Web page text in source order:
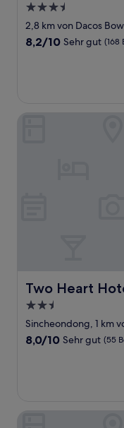
3.5-
Sterne-
Unterkunft
2,8 km von Dacos
8.2
Bewertungen)
8,2/10 Sehr gut (168
Two Heart
Two Heart Hotel
2.5-
Sterne-
Unterkunft
Sincheondong, 1 km
8.0
Bewertungen)
8,0/10 Sehr gut (55